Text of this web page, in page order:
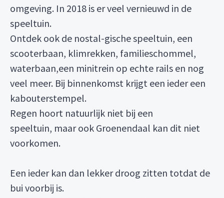
omgeving. In 2018 is er veel vernieuwd in de
speeltuin.
Ontdek ook de nostal-gische speeltuin, een
scooterbaan, klimrekken, familieschommel,
waterbaan,een minitrein op echte rails en nog
veel meer. Bij binnenkomst krijgt een ieder een
kabouterstempel.
Regen hoort natuurlijk niet bij een
speeltuin, maar ook Groenendaal kan dit niet
voorkomen.
Een ieder kan dan lekker droog zitten totdat de
bui voorbij is.